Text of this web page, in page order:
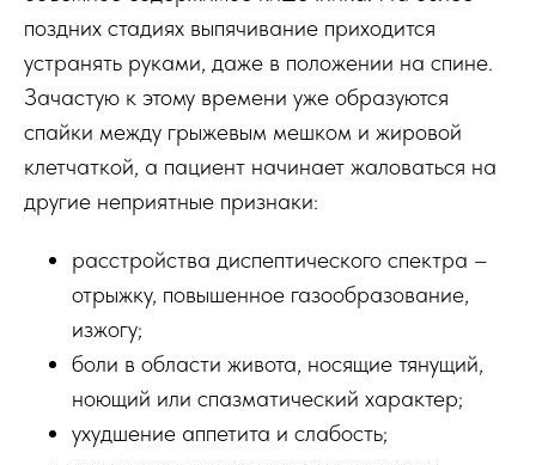
поздних стадиях выпячивание приходится
устранять руками, даже в положении на спине.
Зачастую к этому времени уже образуются
спайки между грыжевым мешком и жировой
клетчаткой, а пациент начинает жаловаться на
другие неприятные признаки:
расстройства диспептического спектра –
отрыжку, повышенное газообразование,
изжогу;
боли в области живота, носящие тянущий,
ноющий или спазматический характер;
ухудшение аппетита и слабость;